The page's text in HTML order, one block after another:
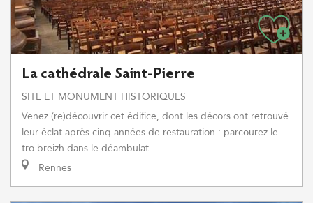
La cathédrale Saint-Pierre
SITE ET MONUMENT HISTORIQUES
Venez (re)découvrir cet édifice, dont les décors ont retrouvé
leur éclat après cinq années de restauration : parcourez le
tro breizh dans le déambulat...
Rennes